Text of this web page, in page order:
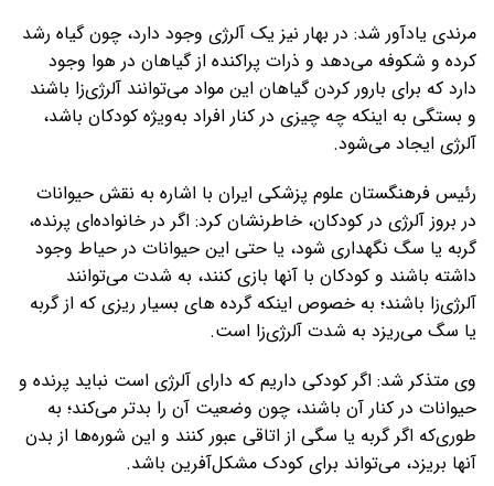
مرندی یادآور شد: در بهار نیز یک آلرژی وجود دارد، چون گیاه رشد
کرده و شکوفه می‌دهد و ذرات پراکنده از گیاهان در هوا وجود
دارد که برای بارور کردن گیاهان این مواد می‌توانند آلرژی‌زا باشند
و بستگی به اینکه چه چیزی در کنار افراد به‌ویژه کودکان باشد،
آلرژی ایجاد می‌شود.
رئیس فرهنگستان علوم پزشکی ایران با اشاره به نقش حیوانات
در بروز آلرژی در کودکان، خاطرنشان کرد: اگر در خانواده‌ای پرنده‌،
گربه یا سگ نگهداری شود، یا حتی این حیوانات در حیاط وجود
داشته باشند و کودکان با آنها بازی کنند، به شدت می‌توانند
آلرژی‌زا باشند؛ به خصوص اینکه گرده های بسیار ریزی که از گربه
یا سگ می‌ریزد به شدت آلرژی‌زا است.
وی متذکر شد: اگر کودکی داریم که دارای آلرژی است نباید پرنده و
حیوانات در کنار آن باشند، چون وضعیت آن را‌‌‌‌‌‌‌‌‌‌‌‌‌‌‌‌‌‌‌‌‌‌‌‌‌‌‌‌‌ بدتر می‌کند؛ به‌
طوری‌که اگر گربه یا سگی از اتاقی عبور کنند و این شوره‌ها از بدن
آنها بریزد، می‌تواند برای کودک مشکل‌آفرین باشد.